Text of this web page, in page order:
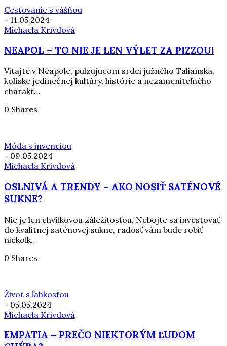
Cestovanie s vášňou
- 11.05.2024
Michaela Krivdová
NEAPOL – TO NIE JE LEN VÝLET ZA PIZZOU!
Vitajte v Neapole, pulzujúcom srdci južného Talianska,
kolíske jedinečnej kultúry, histórie a nezameniteľného
charakt…
0 Shares
Móda s invenciou
- 09.05.2024
Michaela Krivdová
OSLNIVÁ A TRENDY – AKO NOSIŤ SATÉNOVÉ
SUKNE?
Nie je len chvíľkovou záležitosťou. Nebojte sa investovať
do kvalitnej saténovej sukne, radosť vám bude robiť
niekoľk…
0 Shares
Život s ľahkosťou
- 05.05.2024
Michaela Krivdová
EMPATIA – PREČO NIEKTORÝM ĽUDOM